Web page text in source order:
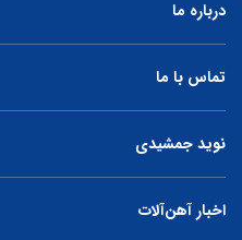
درباره ما
تماس با ما
نوید جمشیدی
اخبار آهن‌آلات